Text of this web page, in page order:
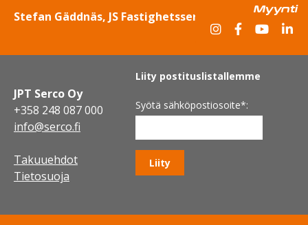
Stefan Gäddnäs, JS Fastighetsservice Oy
Myynti
JPT Serco Oy
+358 248 087 000
info@serco.fi
Takuuehdot
Tietosuoja
Liity postituslistallemme
Syötä sähköpostiosoite*: